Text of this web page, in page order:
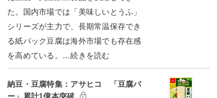
た。国内市場では「美味しいとうふ」
シリーズが主力で、長期常温保存でき
る紙パック豆腐は海外市場でも存在感
を高めている。…続きを読む
納豆・豆腐特集：アサヒコ 「豆腐バ
ー」累計1億本突破